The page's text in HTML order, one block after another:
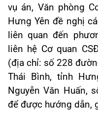
vụ án, Văn phòng
Hưng Yên đề nghị
liên quan đến
liên hệ Cơ quan
(địa chỉ: số 228
Thái Bình, tỉnh
Nguyễn Văn Huấn,
để được hướng dẫn,